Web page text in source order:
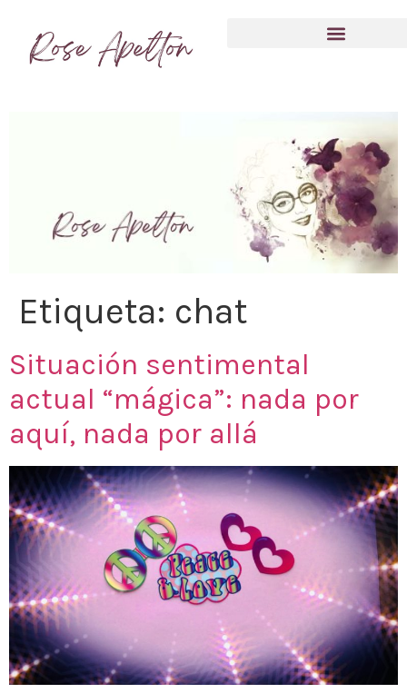
Etiqueta: chat
Situación sentimental
actual “mágica”: nada por
aquí, nada por allá